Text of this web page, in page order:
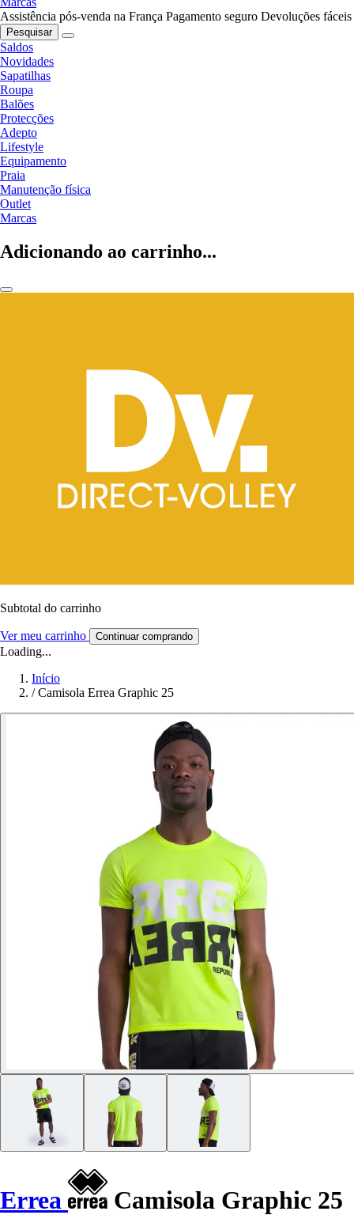
Assistência pós-venda na França Pagamento seguro Devoluções fáceis
Pesquisar
Saldos
Novidades
Sapatilhas
Roupa
Balões
Protecções
Adepto
Lifestyle
Equipamento
Praia
Manutenção física
Outlet
Marcas
Adicionando ao carrinho...
Subtotal do carrinho
Ver meu carrinho Continuar comprando
Loading...
Início
/ Camisola Errea Graphic 25
Errea Camisola Graphic 25